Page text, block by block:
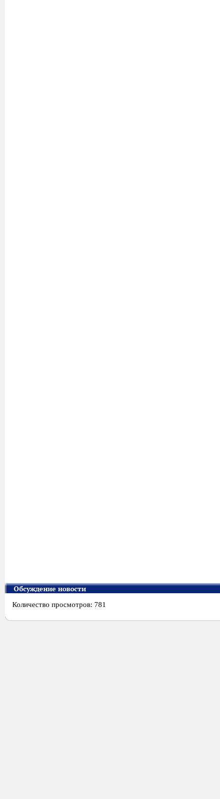
Обсуждение новости
Количество просмотров: 781